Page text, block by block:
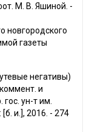
М. В. Яшиной. -
новгородского
газеты
негативы)
и
ун-т им.
и.], 2016. - 274